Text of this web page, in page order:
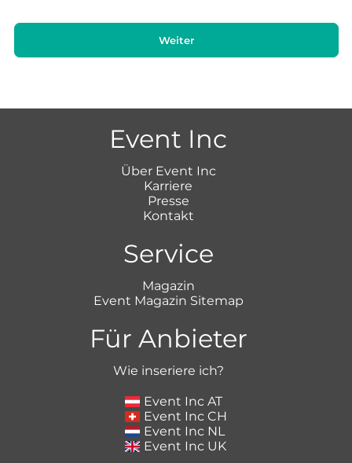
Weiter
Event Inc
Über Event Inc
Karriere
Presse
Kontakt
Service
Magazin
Event Magazin Sitemap
Für Anbieter
Wie inseriere ich?
Event Inc AT
Event Inc CH
Event Inc NL
Event Inc UK